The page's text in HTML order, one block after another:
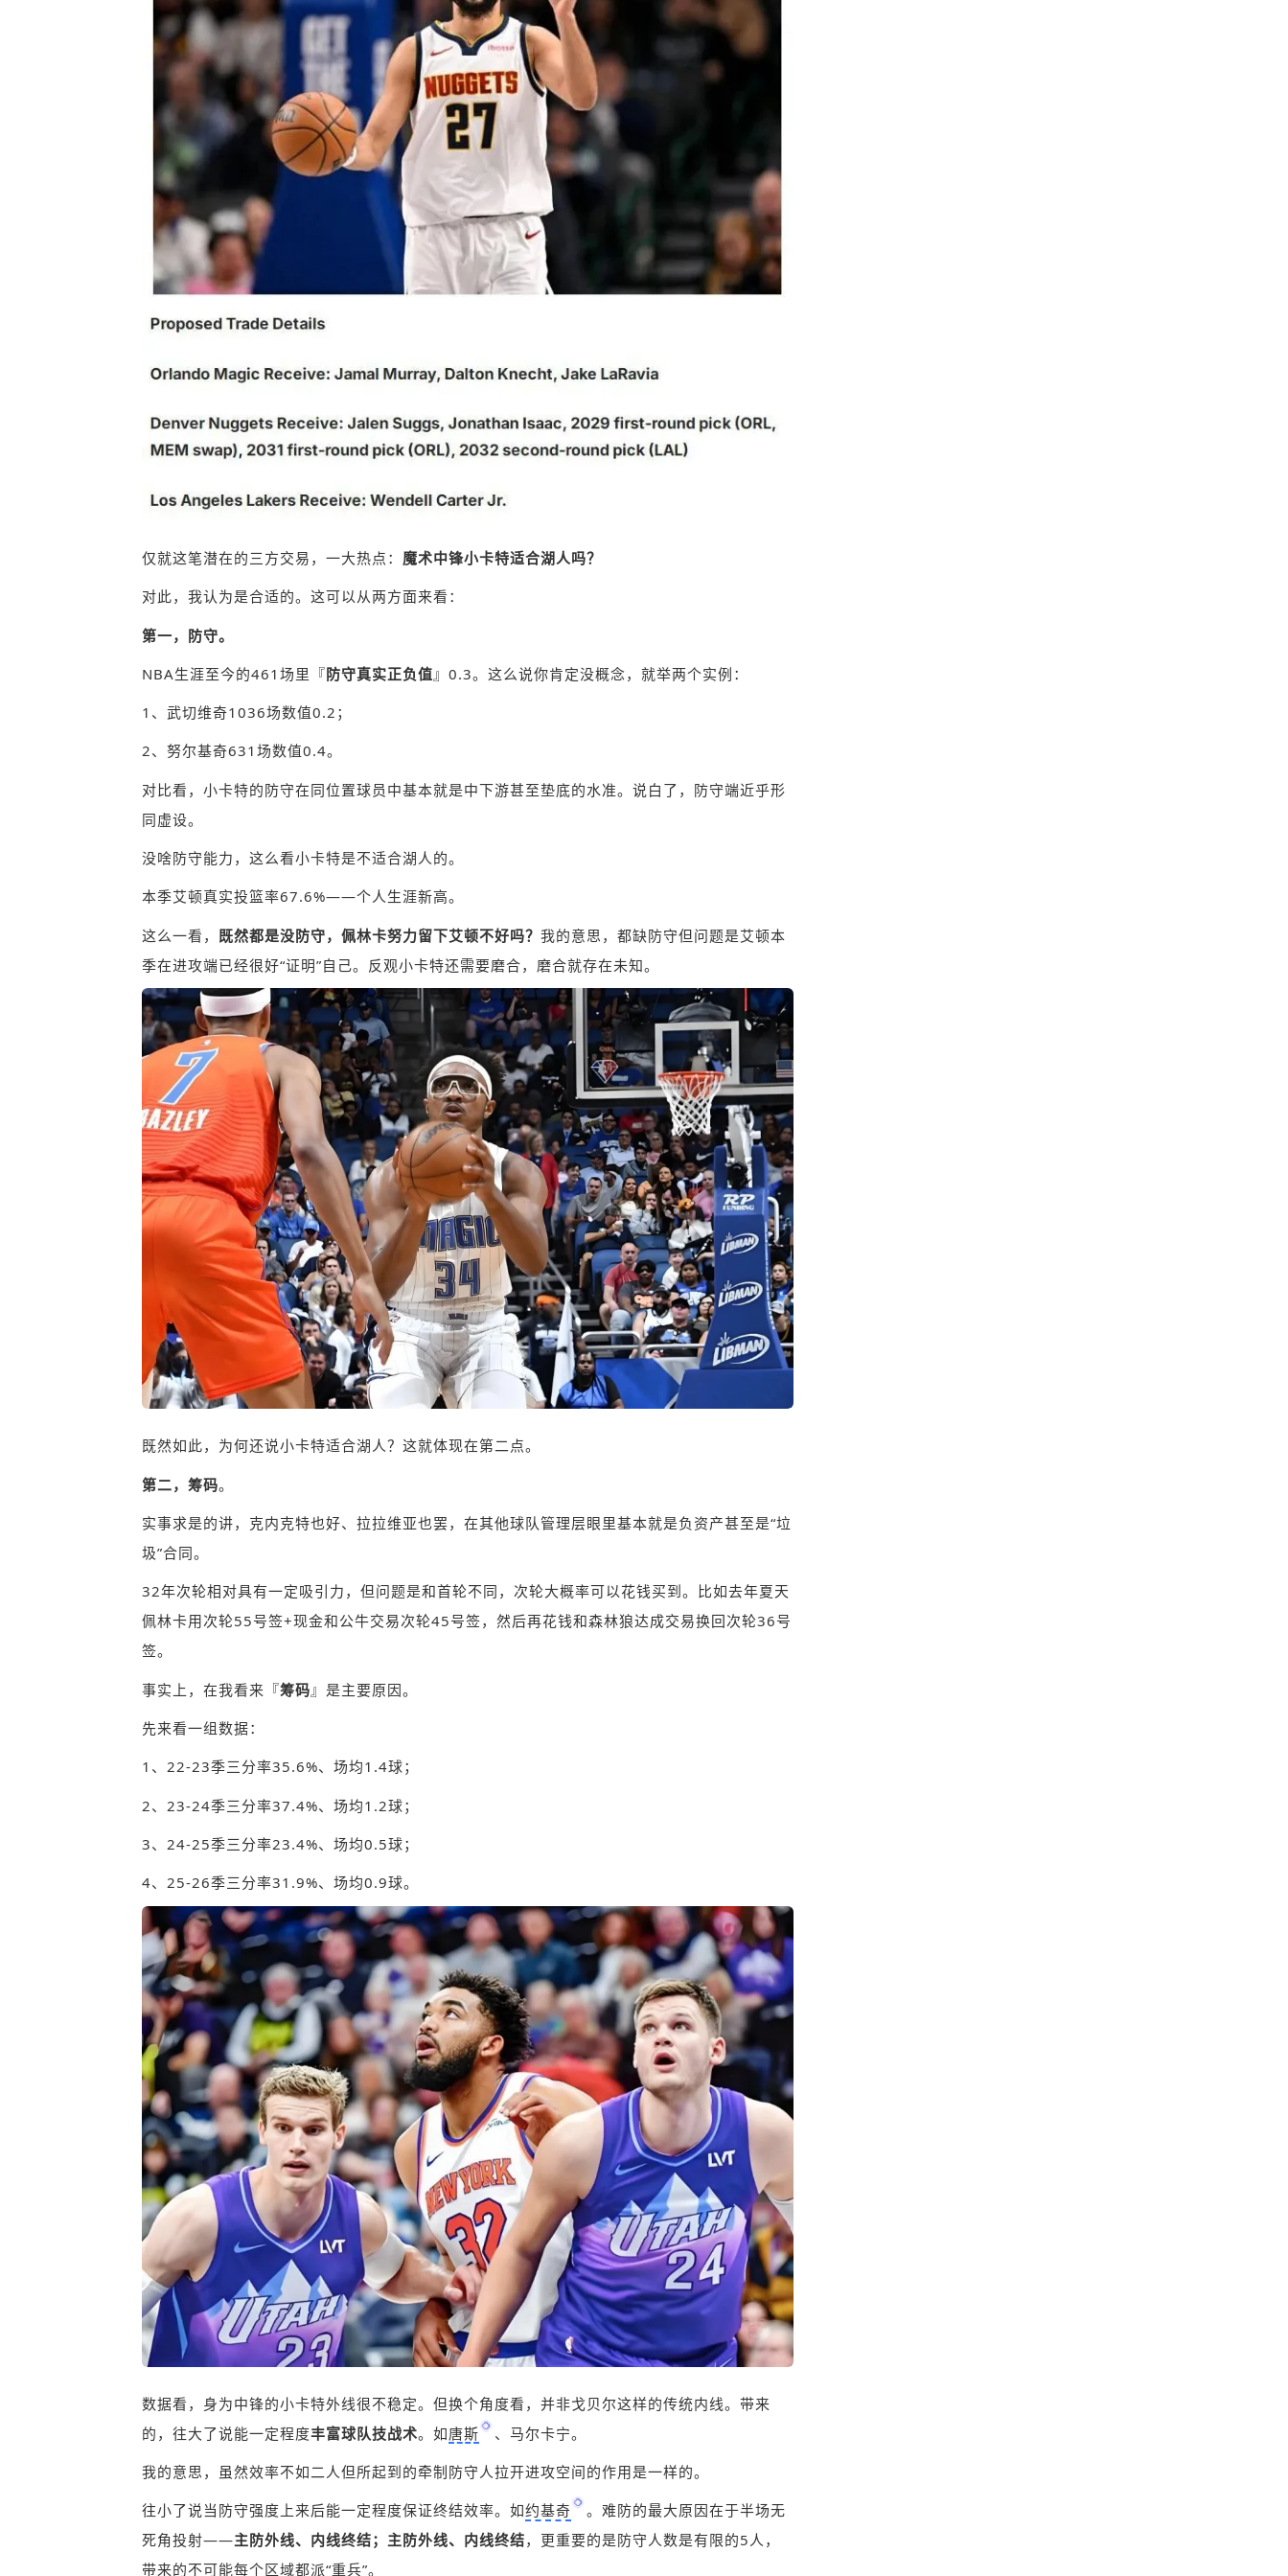
仅就这笔潜在的三方交易，一大热点： 魔术中锋小卡特适合湖人吗？
对此，我认为是合适的。这可以从两方面来看：
第一，防守。
NBA生涯至今的461场里『防守真实正负值 』0.3。这么说你肯定没概念，就举两个实例：
1、武切维奇1036场数值0.2；
2、努尔基奇631场数值0.4。
对比看，小卡特的防守在同位置球员中基本就是中下游甚至垫底的水准。说白了，防守端近乎形
同虚设。
没啥防守能力，这么看小卡特是不适合湖人的。
本季艾顿真实投篮率67.6%——个人生涯新高。
这么一看， 既然都是没防守，佩林卡努力留下艾顿不好吗？ 我的意思，都缺防守但问题是艾顿本
季在进攻端已经很好“证明”自己。反观小卡特还需要磨合，磨合就存在未知。
既然如此，为何还说小卡特适合湖人？这就体现在第二点。
第二，筹码。
实事求是的讲，克内克特也好、拉拉维亚也罢，在其他球队管理层眼里基本就是负资产甚至是“垃
圾”合同。
32年次轮相对具有一定吸引力，但问题是和首轮不同，次轮大概率可以花钱买到。比如去年夏天
佩林卡用次轮55号签+现金和公牛交易次轮45号签，然后再花钱和森林狼达成交易换回次轮36号
签。
事实上，在我看来『筹码 』是主要原因。
先来看一组数据：
1、22-23季三分率35.6%、场均1.4球；
2、23-24季三分率37.4%、场均1.2球；
3、24-25季三分率23.4%、场均0.5球；
4、25-26季三分率31.9%、场均0.9球。
数据看，身为中锋的小卡特外线很不稳定。但换个角度看，并非戈贝尔这样的传统内线。带来
的，往大了说能一定程度丰富球队技战术。如唐斯 、马尔卡宁。
我的意思，虽然效率不如二人但所起到的牵制防守人拉开进攻空间的作用是一样的。
往小了说当防守强度上来后能一定程度保证终结效率。如约基奇
。难防的最大原因在于半场无
死角投射——主防外线、内线终结；主防外线、内线终结，更重要的是防守人数是有限的5人，
带来的不可能每个区域都派“重兵”。